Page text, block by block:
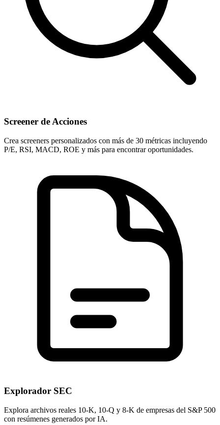
Screener de Acciones
Crea screeners personalizados con más de 30 métricas incluyendo
P/E, RSI, MACD, ROE y más para encontrar oportunidades.
Explorador SEC
Explora archivos reales 10-K, 10-Q y 8-K de empresas del S&P 500
con resúmenes generados por IA.